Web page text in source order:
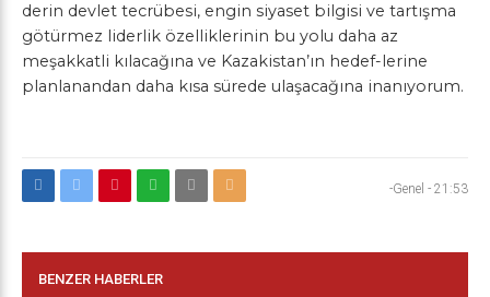
derin devlet tecrübesi, engin siyaset bilgisi ve tartışma
götürmez liderlik özelliklerinin bu yolu daha az
meşakkatli kılacağına ve Kazakistan’ın hedef-lerine
planlanandan daha kısa sürede ulaşacağına inanıyorum.
-Genel - 21:53
BENZER HABERLER